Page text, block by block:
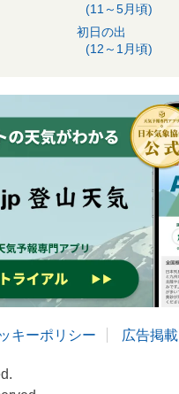
(11～5月頃)
初日の出
(12～1月頃)
キーポリシー 広告掲載